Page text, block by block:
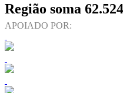
Região soma
APOIADO POR: